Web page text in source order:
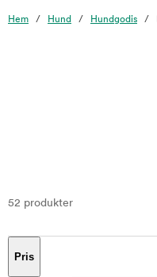
Hem Hund Hundgodis
52 produkter
Pris